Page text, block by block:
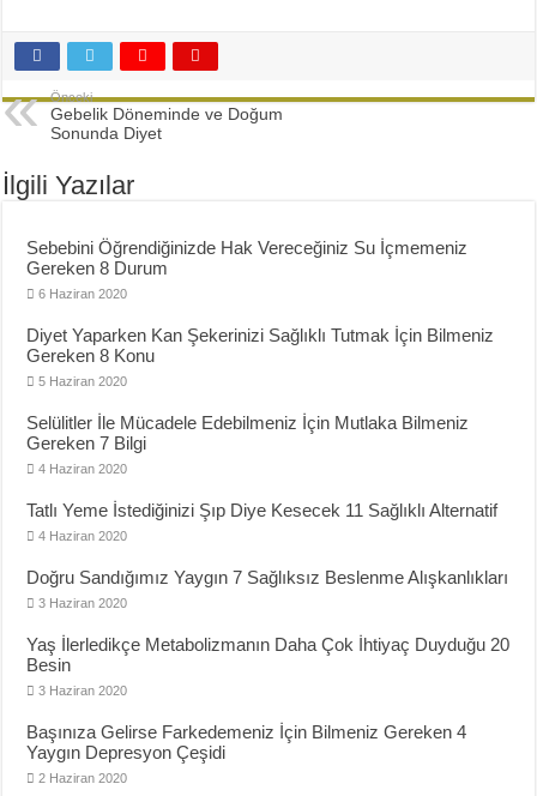
Yağ Yakan Yiyecekler Nelerdir ?
Dukan patlıcan kebabı
Önceki
Gebelik Döneminde ve Doğum
Sonunda Diyet
İlgili Yazılar
Sebebini Öğrendiğinizde Hak Vereceğiniz Su İçmemeniz
Gereken 8 Durum
6 Haziran 2020
Diyet Yaparken Kan Şekerinizi Sağlıklı Tutmak İçin Bilmeniz
Gereken 8 Konu
5 Haziran 2020
Selülitler İle Mücadele Edebilmeniz İçin Mutlaka Bilmeniz
Gereken 7 Bilgi
4 Haziran 2020
Tatlı Yeme İstediğinizi Şıp Diye Kesecek 11 Sağlıklı Alternatif
4 Haziran 2020
Doğru Sandığımız Yaygın 7 Sağlıksız Beslenme Alışkanlıkları
3 Haziran 2020
Yaş İlerledikçe Metabolizmanın Daha Çok İhtiyaç Duyduğu 20
Besin
3 Haziran 2020
Başınıza Gelirse Farkedemeniz İçin Bilmeniz Gereken 4
Yaygın Depresyon Çeşidi
2 Haziran 2020